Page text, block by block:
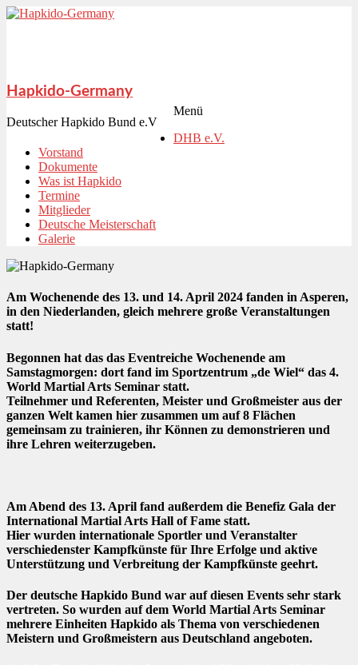
Hapkido-Germany
Deutscher Hapkido Bund e.V
Menü
DHB e.V.
Vorstand
Dokumente
Was ist Hapkido
Termine
Mitglieder
Deutsche Meisterschaft
Galerie
Am Wochenende des 13. und 14. April 2024 fanden in Asperen,
in den Niederlanden, gleich mehrere große Veranstaltungen
statt!
Begonnen hat das das Eventreiche Wochenende am
Samstagmorgen: dort fand im Sportzentrum „de Wiel“ das 4.
World Martial Arts Seminar statt.
Teilnehmer und Referenten, Meister und Großmeister aus der
ganzen Welt kamen hier zusammen um auf 8 Flächen
gemeinsam zu trainieren, ihr Können zu demonstrieren und
ihre Lehren weiterzugeben.
Am Abend des 13. April fand außerdem die Benefiz Gala der
International Martial Arts Hall of Fame statt.
Hier wurden internationale Sportler und Veranstalter
verschiedenster Kampfkünste für Ihre Erfolge und aktive
Unterstützung und Verbreitung der Kampfkünste geehrt.
Der deutsche Hapkido Bund war auf diesen Events sehr stark
vertreten. So wurden auf dem World Martial Arts Seminar
mehrere Einheiten Hapkido als Thema von verschiedenen
Meistern und Großmeistern aus Deutschland angeboten.